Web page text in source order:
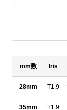
mm数 Iris
28mm T1.9
35mm T1.9